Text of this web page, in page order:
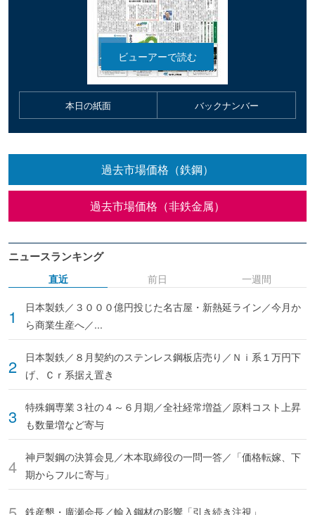
本日の紙面 バックナンバー
過去市場価格（鉄鋼）
過去市場価格（非鉄金属）
ニュースランキング
直近
日本製鉄／３０００億円投じた名古屋・新熱延ライン／今月か
ら商業生産へ／...
日本製鉄／８月契約のステンレス鋼板店売り／Ｎｉ系１万円下
げ、Ｃｒ系据え置き
特殊鋼専業３社の４～６月期／全社経常増益／原料コスト上昇
も数量増など寄与
神戸製鋼の決算会見／木本取締役の一問一答／「価格転嫁、下
期からフルに寄与」
鉄産懇・廣瀬会長／輸入鋼材の影響「引き続き注視」
前日 一週間